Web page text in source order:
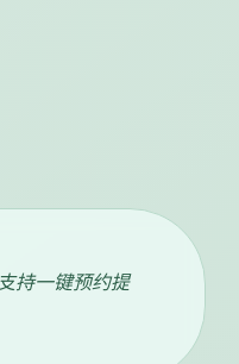
持一键预约提